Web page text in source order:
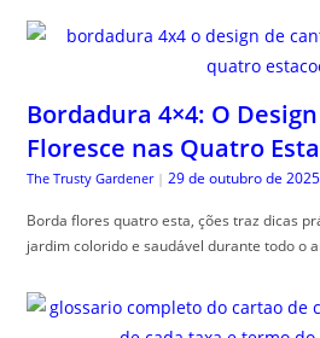
Bordadura 4×4: O
Floresce nas Quatro
The Trusty Gardener | 29 de outubro de 2025
Borda flores quatro esta, ções traz dicas
jardim colorido e saudável durante todo o